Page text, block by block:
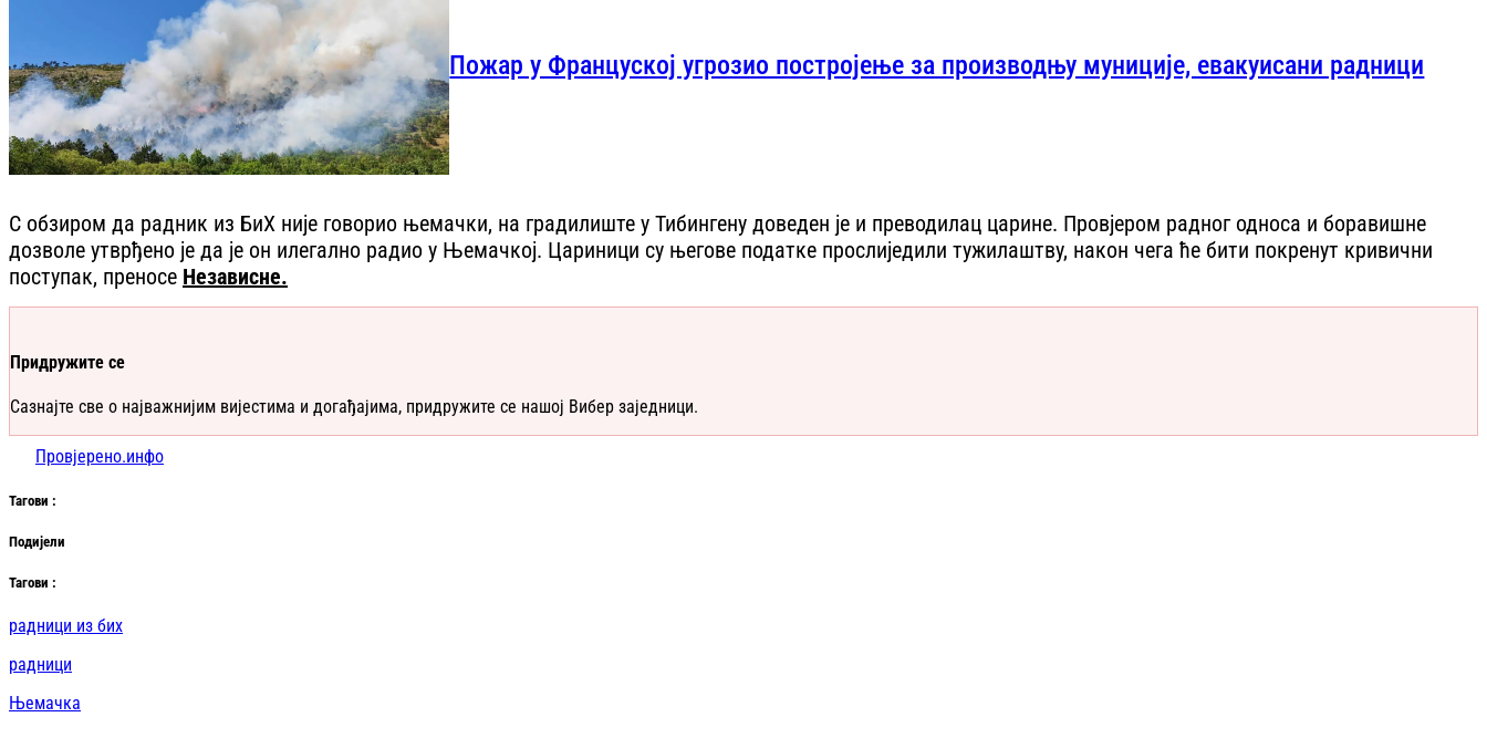
Пожар у Француској угрозио постројење за производњу муниције, евакуисани радници
С обзиром да радник из БиХ није говорио њемачки, на градилиште у Тибингену доведен је и преводилац царине. Провјером радног односа и боравишне
дозволе утврђено је да је он илегално радио у Њемачкој. Цариници су његове податке прослиједили тужилаштву, након чега ће бити покренут кривични
поступак, преносе Независне.
Придружите се
Сазнајте све о најважнијим вијестима и догађајима, придружите се нашој Вибер заједници.
Провјерено.инфо
Тагови :
Подијели
Тагови :
радници из бих
радници
Њемачка